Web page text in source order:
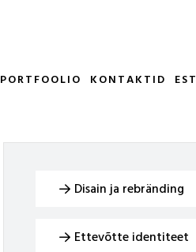
PORTFOOLIO KONTAKTID EST
Disain ja rebränding
Ettevõtte identiteet